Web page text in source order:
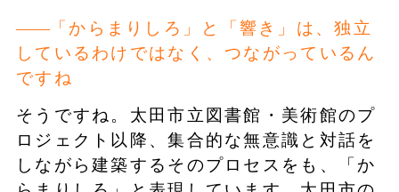
「からまりしろ」と「響き」は、独立
しているわけではなく、つながっているん
ですね
そうですね。太田市立図書館・美術館のプ
ロジェクト以降、集合的な無意識と対話を
しながら建築するそのプロセスをも、「か